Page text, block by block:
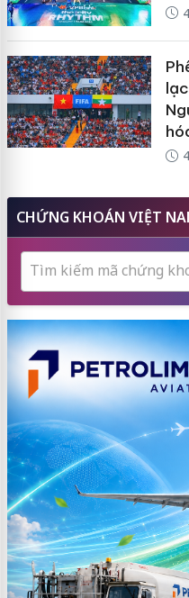
CHỨNG KHOÁN VIỆT
Tìm kiếm mã chứng